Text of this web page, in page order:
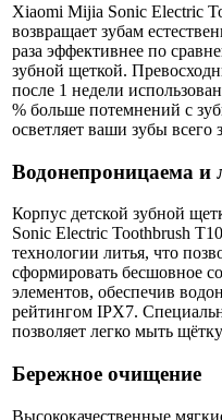
Xiaomi Mijia Sonic Electric
возвращает зубам
раза эффективнее по
зубной щеткой.
после 1 недели
% больше потемнений с
осветляет ваши зубы всего
Водонепроницаема и
Корпус детской зубной
Sonic Electric Toothbrush
технологии литья, что
сформировать бесшовное
элементов, обеспечив
рейтингом IPX7.
позволяет легко мыть
Бережное очищение
Высококачественные